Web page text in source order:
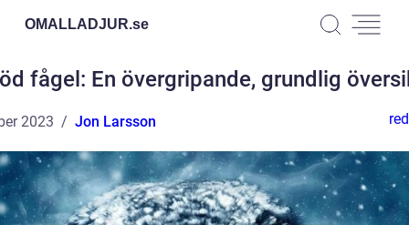
OMALLADJUR.se
fågel: En övergripande, grundlig
2023 Jon Larsson